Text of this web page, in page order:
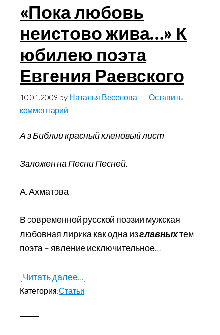
«Пока любовь
неистово жива…» К
юбилею поэта
Евгения Раевского
10.01.2009 by Наталья Веселова
Оставить
комментарий
А в Библии красный кленовый лист
Заложен на Песни Песней.
А. Ахматова
В современной русской поэзии мужская
любовная лирика как одна изглавныхтем
поэта – явление исключительное…
[Читать далее…]
Категория:Статьи